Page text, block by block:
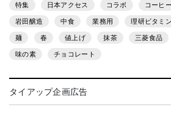
特集 日本アクセス コラボ コーヒー
岩田醸造 中食 業務用 理研ビタミン
麺 春 値上げ 抹茶 三菱食品
味の素 チョコレート
タイアップ企画広告